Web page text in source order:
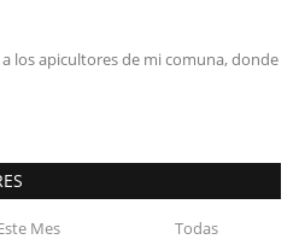
los apicultores de mi comuna, donde
Mes Todas